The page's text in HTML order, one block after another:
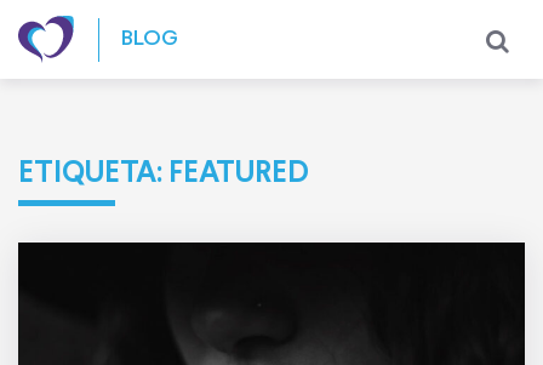
Skip to content
BLOG
ETIQUETA: FEATURED